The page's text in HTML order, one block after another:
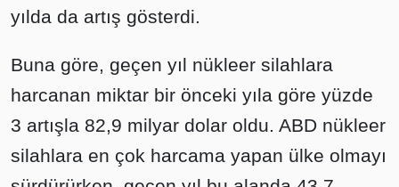
yılda da artış gösterdi.
Buna göre, geçen yıl nükleer silahlara
harcanan miktar bir önceki yıla göre yüzde
3 artışla 82,9 milyar dolar oldu. ABD nükleer
silahlara en çok harcama yapan ülke olmayı